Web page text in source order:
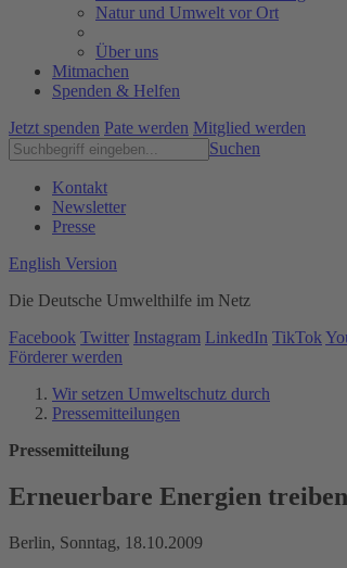
Natur und Umwelt vor Ort
Über uns
Mitmachen
Spenden & Helfen
Jetzt spenden Pate werden Mitglied werden
Suchen
Kontakt
Newsletter
Presse
English Version
Die Deutsche Umwelthilfe im Netz
Facebook Twitter Instagram LinkedIn TikTok
Förderer werden
Wir setzen Umweltschutz durch
Pressemitteilungen
Pressemitteilung
Erneuerbare Energien
Berlin, Sonntag, 18.10.2009